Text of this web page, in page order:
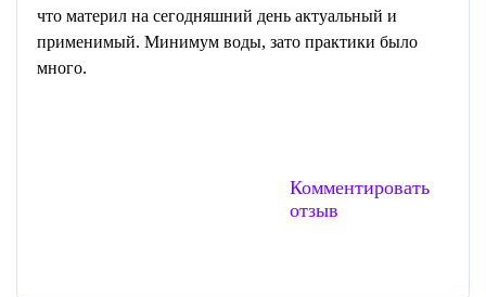
что материл на сегодняшний день актуальный и
применимый. Минимум воды, зато практики было
много.
Комментировать
отзыв